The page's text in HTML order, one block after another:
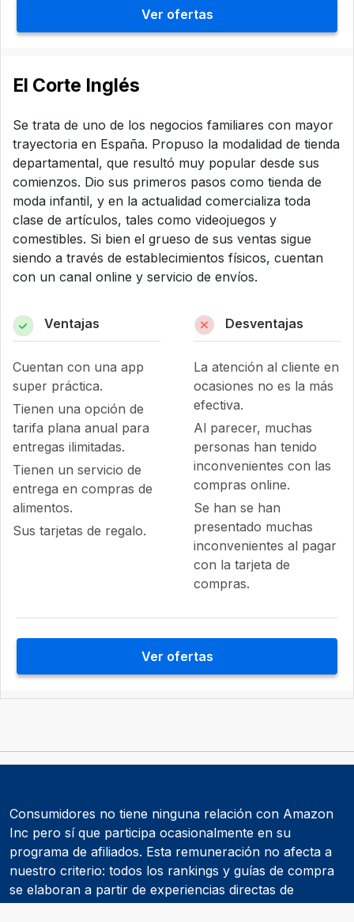
Ver ofertas
El Corte Inglés
Se trata de uno de los negocios familiares con mayor
trayectoria en España. Propuso la modalidad de tienda
departamental, que resultó muy popular desde sus
comienzos. Dio sus primeros pasos como tienda de
moda infantil, y en la actualidad comercializa toda
clase de artículos, tales como videojuegos y
comestibles. Si bien el grueso de sus ventas sigue
siendo a través de establecimientos físicos, cuentan
con un canal online y servicio de envíos.
Ventajas
Cuentan con una app
super práctica.
Tienen una opción de
tarifa plana anual para
entregas ilimitadas.
Tienen un servicio de
entrega en compras de
alimentos.
Sus tarjetas de regalo.
Desventajas
La atención al cliente en
ocasiones no es la más
efectiva.
Al parecer, muchas
personas han tenido
inconvenientes con las
compras online.
Se han se han
presentado muchas
inconvenientes al pagar
con la tarjeta de
compras.
Ver ofertas
Consumidores no tiene ninguna relación con Amazon
Inc pero sí que participa ocasionalmente en su
programa de afiliados. Esta remuneración no afecta a
nuestro criterio: todos los rankings y guías de compra
se elaboran a partir de experiencias directas de